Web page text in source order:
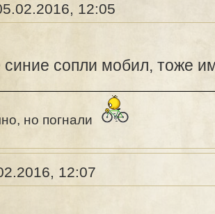
12:05
синие сопли мобил, тоже
но погнали
12:07